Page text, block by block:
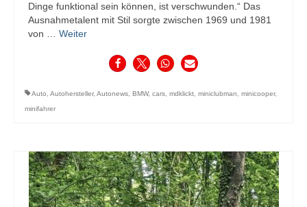
Dinge funktional sein können, ist verschwunden.“ Das
Ausnahmetalent mit Stil sorgte zwischen 1969 und 1981
von … Weiter
Auto, Autohersteller, Autonews, BMW, cars, mdklickt, miniclubman, minicooper,
minifahrer